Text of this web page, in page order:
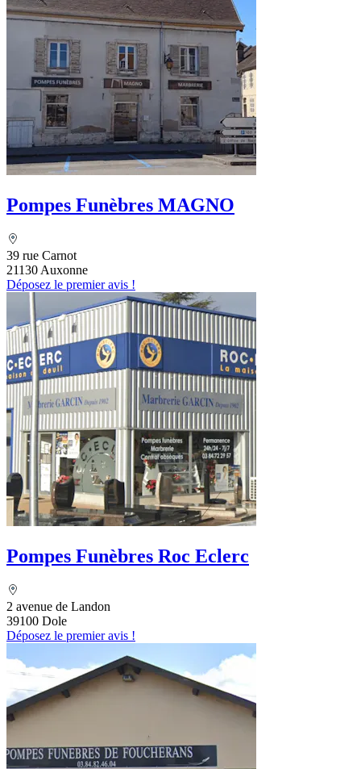
Pompes Funèbres MAGNO
39 rue Carnot
21130 Auxonne
Déposez le premier avis !
Pompes Funèbres Roc Eclerc
2 avenue de Landon
39100 Dole
Déposez le premier avis !